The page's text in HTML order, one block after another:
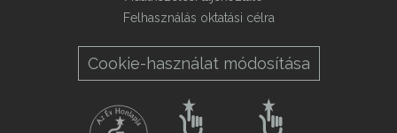
Felhasználás oktatási célra
Cookie-használat módosítása